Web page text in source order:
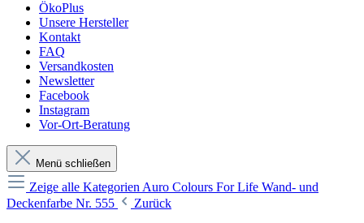
ÖkoPlus
Unsere Hersteller
Kontakt
FAQ
Versandkosten
Newsletter
Facebook
Instagram
Vor-Ort-Beratung
Menü schließen
Zeige alle Kategorien Auro Colours For Life Wand- und
Deckenfarbe Nr. 555
Zurück